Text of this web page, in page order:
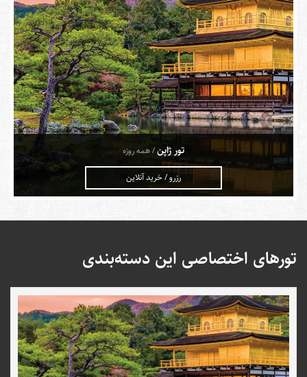
شروع می‌کنند. اگر شما هم از جمله افرادی هستید که هزینه سفر به ژاپن
برای شما اهمیت دارد، در این مطلب از شرکت خدمات مسافرتی و
گردشگری اسپیلت البرز با ما همراه باشید تا کاملا با شرایط سفری
مقرون‌به‌صرفه به این کشور آشنا شوید.
ژاپن؛ کشور آفتاب تابان
ژاپن به‌عنوان یکی از برترین مقصدهای تفریحی دنیا، امکانات بی‌نظیری را
برای گردشگران خارجی به وجود آورده است. تکنولوژی‌های منحصربه‌فرد،
جزایر بکر و مناظر دیدنی،معابد توکیوبا معماری‌های ژاپنی، مراکز خرید و
تور ژاپن/ همه روزه
رزرو / خرید آنلاین
تورهای اختصاصی این دسته‌بندی